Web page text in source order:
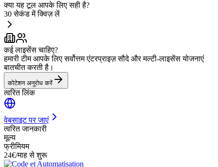
क्या यह टूल आपके लिए सही है?
30 सेकंड में क्विज़ लें
कई लाइसेंस चाहिए?
हमारी टीम आपके लिए सर्वोत्तम एंटरप्राइज़ सौदे और मल्टी-लाइसेंस योजनाएं
बातचीत करती है।
कोटेशन अनुरोध करें
त्वरित लिंक
वेबसाइट पर जाएं
त्वरित जानकारी
मूल्य
फ्रीमियम
24€/माह से शुरू